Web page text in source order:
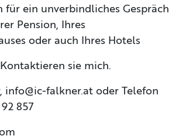
für ein unverbindliches Gespräch
Pension, Ihres
oder auch Ihres Hotels
sie mich.
info@ic-falkner.at oder Telefon
857